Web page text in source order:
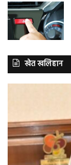
खेत खलिहान